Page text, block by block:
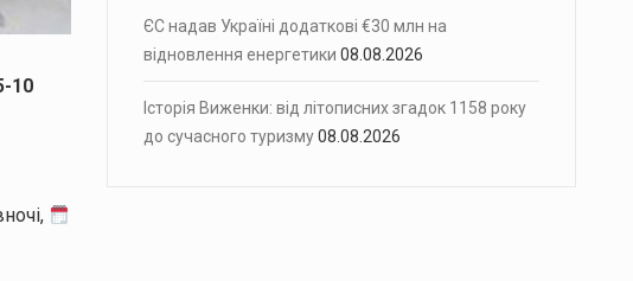
10
ЄС надав Україні додаткові €30 млн на
відновлення енергетики 08.08.2026
Історія Виженки: від літописних згадок 1158 року
до сучасного туризму08.08.2026